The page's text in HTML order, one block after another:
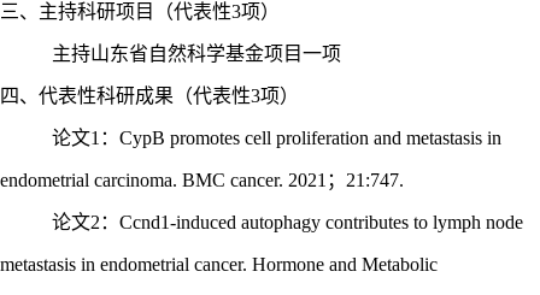
三、主持科研项目（代表性3项）
主持山东省自然科学基金项目一项
四、 代表性科研成果（代表性3项）
论文1：CypB promotes cell proliferation and metastasis in
endometrial carcinoma. BMC cancer. 2021；21:747.
论文2：Ccnd1-induced autophagy contributes to lymph node
metastasis in endometrial cancer. Hormone and Metabolic